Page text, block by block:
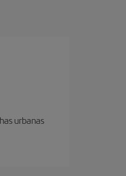
urbanas